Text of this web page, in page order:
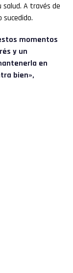
A través de
sucedido.
momentos
y un
en
bien»,